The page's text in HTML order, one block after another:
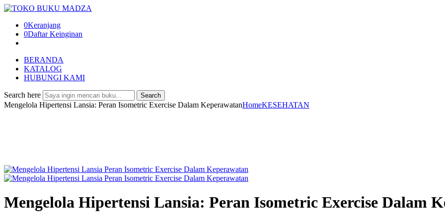
0Keranjang
0Daftar Keinginan
BERANDA
KATALOG
HUBUNGI KAMI
Search here Search
Mengelola Hipertensi Lansia: Peran Isometric Exercise Dalam KeperawatanHomeKESEHATAN
Mengelola Hipertensi Lansia: Peran Isometric Exercise Dalam